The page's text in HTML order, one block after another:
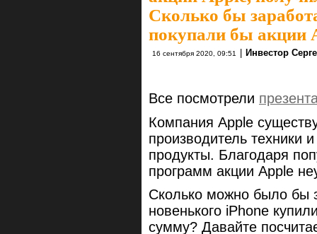
Сколько бы
покупали бы акции
16 сентября 2020, 09:51 Инвестор
Все посмотрели
Компания Apple
производитель техники
продукты. Благодаря
программ акции Apple
Сколько можно было бы
новенького iPhone
сумму? Давайте